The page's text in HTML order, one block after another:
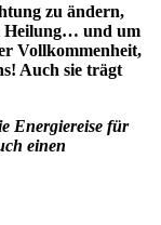
zu ändern,
Heilung… und um
Vollkommenheit,
Auch sie trägt
Energiereise für
einen